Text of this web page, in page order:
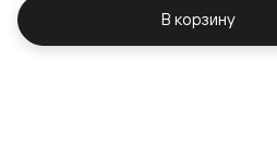
В корзину